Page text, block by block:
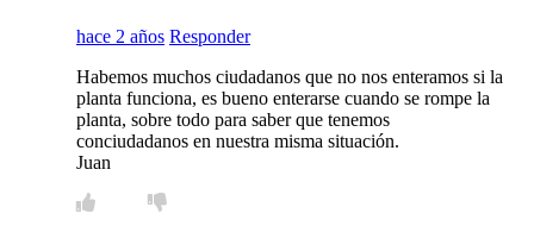
hace 2 años Responder
Habemos muchos ciudadanos que no nos enteramos si la
planta funciona, es bueno enterarse cuando se rompe la
planta, sobre todo para saber que tenemos
conciudadanos en nuestra misma situación.
Juan